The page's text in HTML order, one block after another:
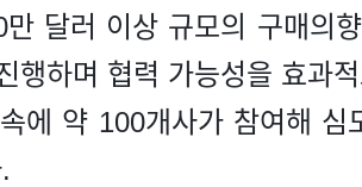
달러 이상 규모의 구매의
행하며 협력 가능성을 효과
에 약 100개사가 참여해